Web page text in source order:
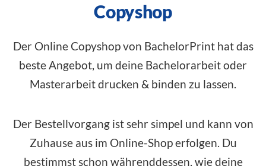
Copyshop
Der Online Copyshop von BachelorPrint hat das
beste Angebot, um deine Bachelorarbeit oder
Masterarbeit drucken & binden zu lassen.
Der Bestellvorgang ist sehr simpel und kann von
Zuhause aus im Online-Shoperfolgen. Du
bestimmst schon währenddessen, wie deine